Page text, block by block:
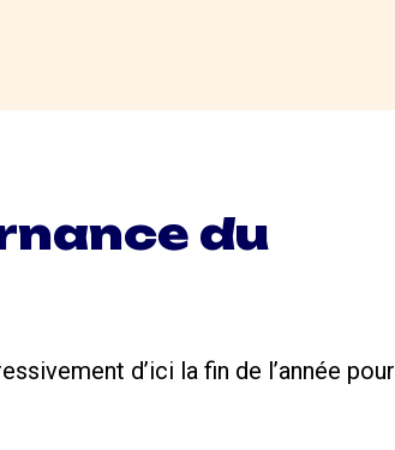
du
d’ici la fin de l’année pour